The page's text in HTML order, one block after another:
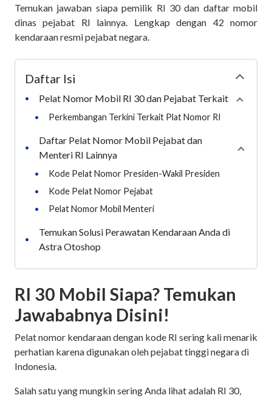
Temukan jawaban siapa pemilik RI 30 dan daftar mobil
dinas pejabat RI lainnya. Lengkap dengan 42 nomor
kendaraan resmi pejabat negara.
Daftar Isi
•
Pelat Nomor Mobil RI 30 dan Pejabat Terkait
•
Perkembangan Terkini Terkait Plat Nomor RI
•
Daftar Pelat Nomor Mobil Pejabat dan
Menteri RI Lainnya
•
Kode Pelat Nomor Presiden-Wakil Presiden
•
Kode Pelat Nomor Pejabat
•
Pelat Nomor Mobil Menteri
•
Temukan Solusi Perawatan Kendaraan Anda di
Astra Otoshop
RI 30 Mobil Siapa? Temukan
Jawababnya Disini!
Pelat nomor kendaraan dengan kode RI sering kali menarik
perhatian karena digunakan oleh pejabat tinggi negara di
Indonesia.
Salah satu yang mungkin sering Anda lihat adalah RI 30,